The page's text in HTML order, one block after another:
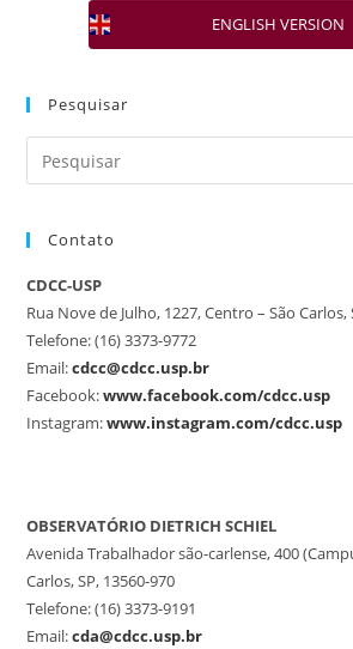
ENGLISH VERSION
Pesquisar
Contato
CDCC-USP
Rua Nove de Julho, 1227, Centro – São Carlos,
Telefone: (16) 3373-9772
Email:cdcc@cdcc.usp.br
Facebook:www.facebook.com/cdcc.usp
Instagram:www.instagram.com/cdcc.usp
OBSERVATÓRIO DIETRICH SCHIEL
Avenida Trabalhador são-carlense, 400
Carlos, SP, 13560-970
Telefone: (16) 3373-9191
Email:cda@cdcc.usp.br